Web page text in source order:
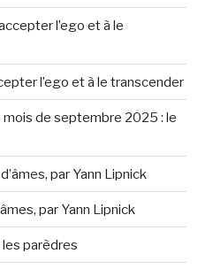
l’ego et à le
l’ego et à le transcender
mois de septembre 2025 : le
par Yann Lipnick
par Yann Lipnick
les parèdres